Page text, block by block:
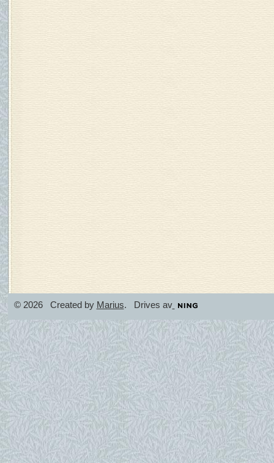
© 2026 Created by Marius. Drives av